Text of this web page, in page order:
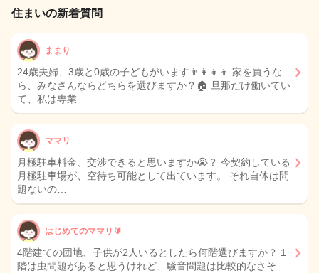
住まいの新着質問
ままり
24歳夫婦、3歳と0歳の子どもがいます👨‍👩‍👧‍👦 家を買うな
ら、みなさんならどちらを選びますか？🏠 旦那だけ働いてい
て、私は専業…
ママリ
月極駐車料金、交渉できると思いますか😭？ 今契約している
月極駐車場が、空待ち可能として出ています。 それ自体は問
題ないの…
はじめてのママリ🔰
4階建ての団地、子供が2人いるとしたら何階選びますか？ 1
階は虫問題があると思うけれど、騒音問題は比較的なさそ